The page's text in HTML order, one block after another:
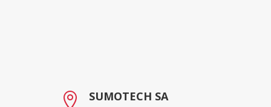
 SUMOTECH SA